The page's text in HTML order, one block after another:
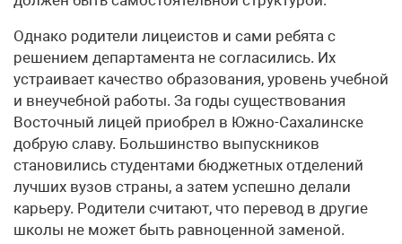
Однако родители лицеистов и сами ребята с
решением департамента не согласились. Их
устраивает качество образования, уровень учебной
и внеучебной работы. За годы существования
Восточный лицей приобрел в Южно-Сахалинске
добрую славу. Большинство выпускников
становились студентами бюджетных отделений
лучших вузов страны, а затем успешно делали
карьеру. Родители считают, что перевод в другие
школы не может быть равноценной заменой.